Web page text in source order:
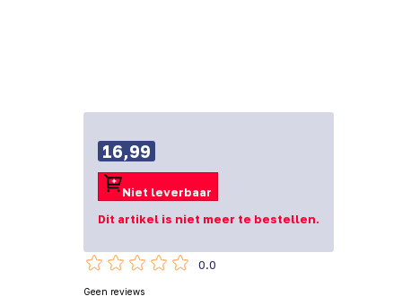
16,99
Niet leverbaar
Dit artikel is niet meer te bestellen.
0.0
Geen reviews